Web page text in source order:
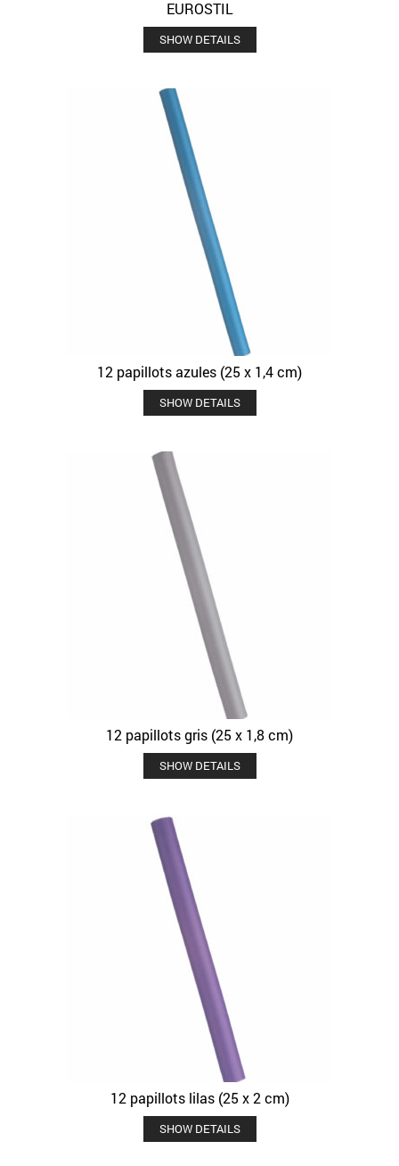
EUROSTIL
SHOW DETAILS
12 papillots azules (25 x 1,4 cm)
SHOW DETAILS
12 papillots gris (25 x 1,8 cm)
SHOW DETAILS
12 papillots lilas (25 x 2 cm)
SHOW DETAILS